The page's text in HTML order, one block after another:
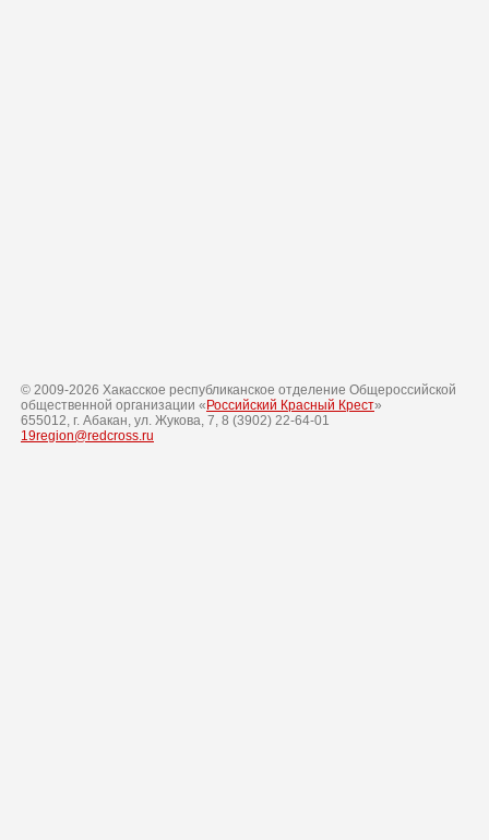
© 2009-2026 Хакасское республиканское отделение Общероссийской
общественной организации « Российский Красный Крест»
655012, г. Абакан, ул. Жукова, 7, 8 (3902) 22-64-01
19region@redcross.ru